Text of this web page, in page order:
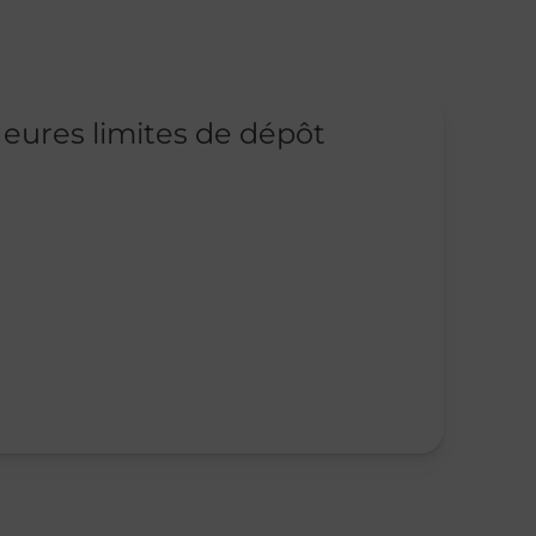
limites de dépôt